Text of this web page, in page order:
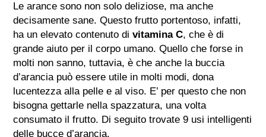
Le arance sono non solo deliziose, ma anche
decisamente sane. Questo frutto portentoso, infatti,
ha un elevato contenuto divitamina C, che è di
grande aiuto per il corpo umano. Quello che forse in
molti non sanno, tuttavia, è che anche la buccia
d’arancia può essere utile in molti modi, dona
lucentezza alla pelle e al viso. E’ per questo che non
bisogna gettarle nella spazzatura, una volta
consumato il frutto. Di seguito trovate 9 usi intelligenti
delle bucce d’arancia.